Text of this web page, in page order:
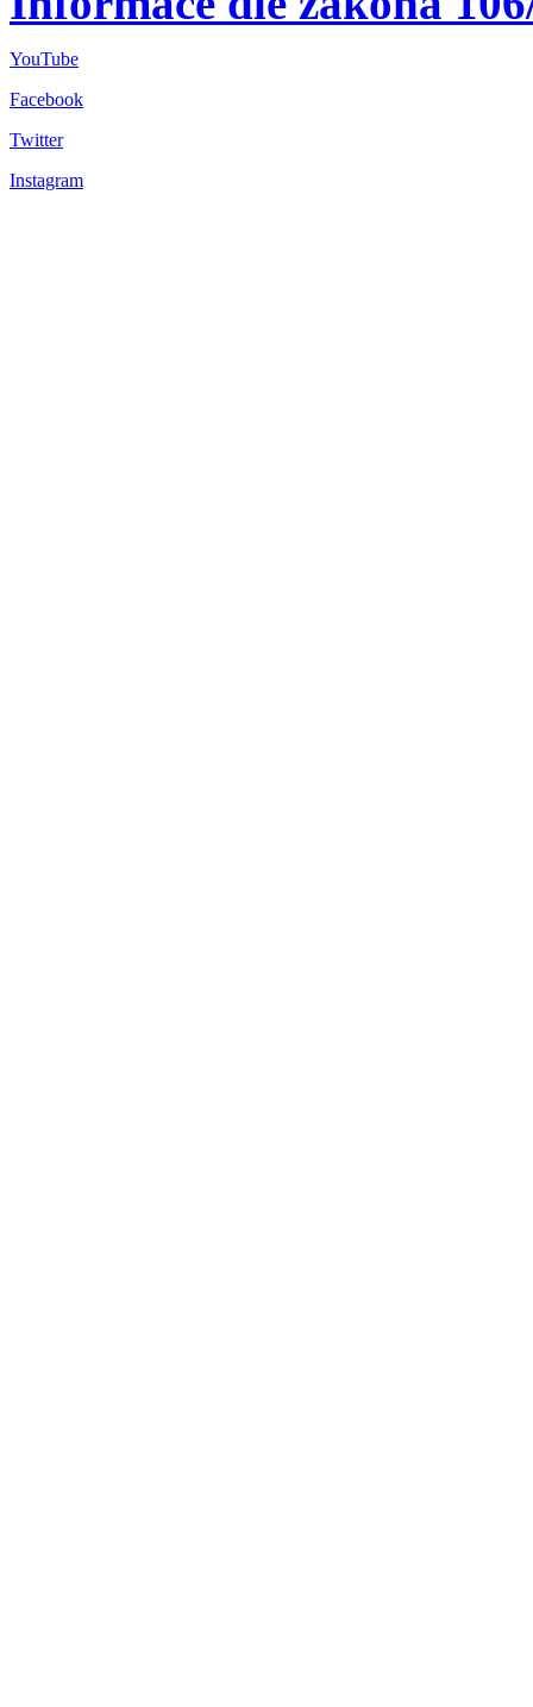
YouTube
Facebook
Twitter
Instagram